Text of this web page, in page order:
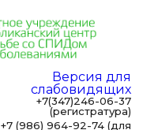
Версия для
слабовидящих
+7(347)246-06-37
(регистратура)
+7 (986) 964-92-74 (для